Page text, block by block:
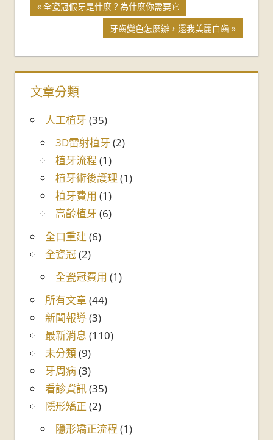
全瓷冠假牙是什麼？為什麼你需要它
牙齒變色怎麼辦，還我美麗白齒
文章分類
人工植牙 (35)
3D雷射植牙 (2)
植牙流程 (1)
植牙術後護理 (1)
植牙費用 (1)
高齡植牙 (6)
全口重建 (6)
全瓷冠(2)
全瓷冠費用 (1)
所有文章(44)
新聞報導(3)
最新消息 (110)
未分類(9)
牙周病(3)
看診資訊(35)
隱形矯正 (2)
隱形矯正流程 (1)